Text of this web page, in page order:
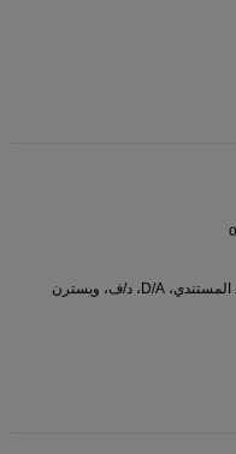
T/T، وو، والمال غرام، الاعتماد المستندي، D/A، د/ف، ويسترن